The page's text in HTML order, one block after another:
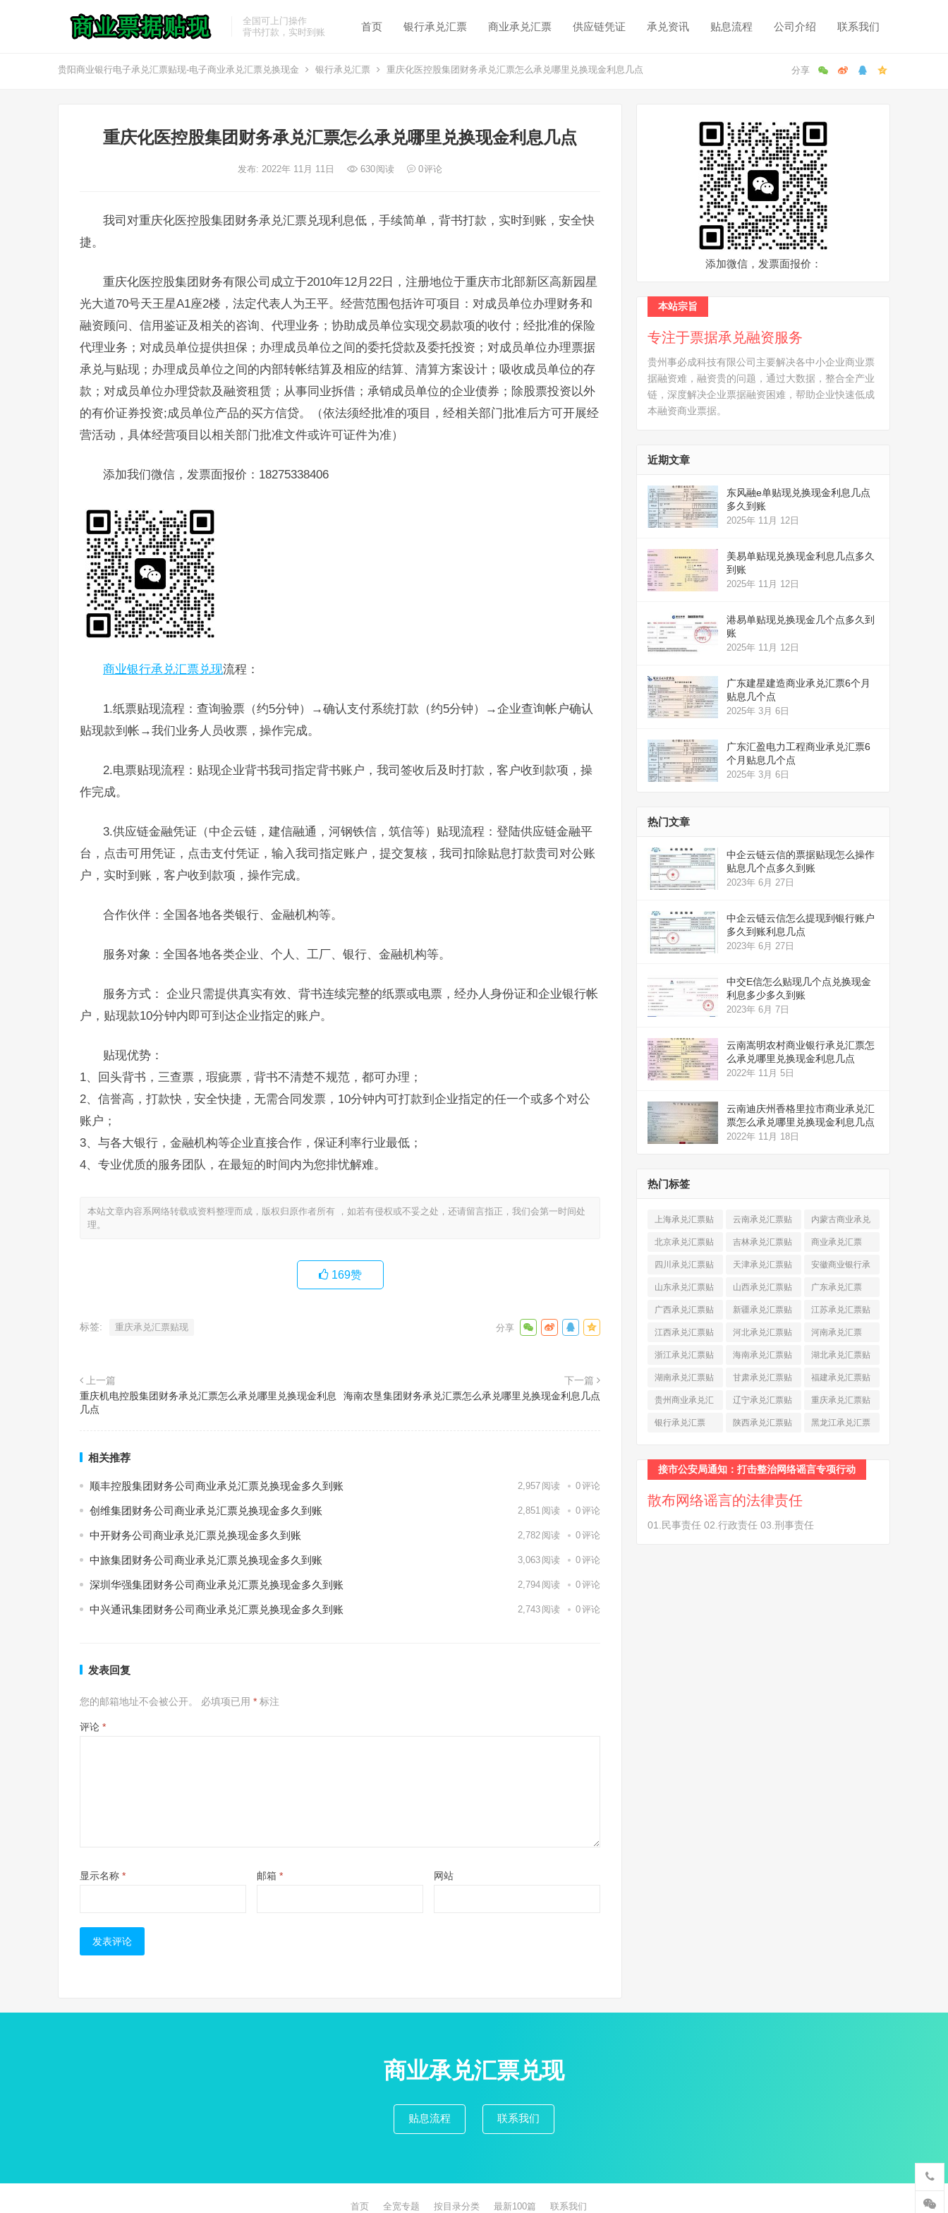
全国可上门操作
背书打款，实时到账
首页 银行承兑汇票 商业承兑汇票 供应链凭证 承兑资讯 贴息流程 公司介绍 联系我们
贵阳商业银行电子承兑汇票贴现-电子商业承兑汇票兑换现金 银行承兑汇票 重庆化医控股集团财务承兑汇票怎么承兑哪里兑换现金利息几点
重庆化医控股集团财务承兑汇票怎么承兑哪里兑换现金利息几点
发布: 2022年 11月 11日 630阅读 0评论
我司对重庆化医控股集团财务承兑汇票兑现利息低，手续简单，背书打款，实时到账，安全快
捷。
重庆化医控股集团财务有限公司成立于2010年12月22日，注册地位于重庆市北部新区高新园星
光大道70号天王星A1座2楼，法定代表人为王平。经营范围包括许可项目：对成员单位办理财务和
融资顾问、信用鉴证及相关的咨询、代理业务；协助成员单位实现交易款项的收付；经批准的保险
代理业务；对成员单位提供担保；办理成员单位之间的委托贷款及委托投资；对成员单位办理票据
承兑与贴现；办理成员单位之间的内部转帐结算及相应的结算、清算方案设计；吸收成员单位的存
款；对成员单位办理贷款及融资租赁；从事同业拆借；承销成员单位的企业债券；除股票投资以外
的有价证券投资;成员单位产品的买方信贷。（依法须经批准的项目，经相关部门批准后方可开展经
营活动，具体经营项目以相关部门批准文件或许可证件为准）
添加我们微信，发票面报价：18275338406
商业银行承兑汇票兑现流程：
1.纸票贴现流程：查询验票（约5分钟）→确认支付系统打款（约5分钟）→企业查询帐户确认
贴现款到帐→我们业务人员收票，操作完成。
2.电票贴现流程：贴现企业背书我司指定背书账户，我司签收后及时打款，客户收到款项，操
作完成。
3.供应链金融凭证（中企云链，建信融通，河钢铁信，筑信等）贴现流程：登陆供应链金融平
台，点击可用凭证，点击支付凭证，输入我司指定账户，提交复核，我司扣除贴息打款贵司对公账
户，实时到账，客户收到款项，操作完成。
合作伙伴：全国各地各类银行、金融机构等。
服务对象：全国各地各类企业、个人、工厂、银行、金融机构等。
服务方式： 企业只需提供真实有效、背书连续完整的纸票或电票，经办人身份证和企业银行帐
户，贴现款10分钟内即可到达企业指定的账户。
贴现优势：
1、回头背书，三查票，瑕疵票，背书不清楚不规范，都可办理；
2、信誉高，打款快，安全快捷，无需合同发票，10分钟内可打款到企业指定的任一个或多个对公
账户；
3、与各大银行，金融机构等企业直接合作，保证利率行业最低；
4、专业优质的服务团队，在最短的时间内为您排忧解难。
本站文章内容系网络转载或资料整理而成，版权归原作者所有 ，如若有侵权或不妥之处，还请留言指正，我们会第一时间处
理。
169赞
标签: 重庆承兑汇票贴现
上一篇
重庆机电控股集团财务承兑汇票怎么承兑哪里兑换现金利息
几点
下一篇
海南农垦集团财务承兑汇票怎么承兑哪里兑换现金利息几点
相关推荐
顺丰控股集团财务公司商业承兑汇票兑换现金多久到账 2,957 阅读 0评论
创维集团财务公司商业承兑汇票兑换现金多久到账 2,851 阅读 0评论
中开财务公司商业承兑汇票兑换现金多久到账 2,782 阅读 0评论
中旅集团财务公司商业承兑汇票兑换现金多久到账 3,063 阅读 0评论
深圳华强集团财务公司商业承兑汇票兑换现金多久到账 2,794 阅读 0评论
中兴通讯集团财务公司商业承兑汇票兑换现金多久到账 2,743 阅读 0评论
发表回复
您的邮箱地址不会被公开。 必填项已用 * 标注
评论 *
显示名称 * 邮箱 * 网站
添加微信，发票面报价：
本站宗旨
专注于票据承兑融资服务
贵州事必成科技有限公司主要解决各中小企业商业票
据融资难，融资贵的问题，通过大数据，整合全产业
链，深度解决企业票据融资困难，帮助企业快速低成
本融资商业票据。
近期文章
东风融e单贴现兑换现金利息几点
多久到账
2025年 11月 12日
美易单贴现兑换现金利息几点多久
到账
2025年 11月 12日
港易单贴现兑换现金几个点多久到
账
2025年 11月 12日
广东建星建造商业承兑汇票6个月
贴息几个点
2025年 3月 6日
广东汇盈电力工程商业承兑汇票6
个月贴息几个点
2025年 3月 6日
热门文章
中企云链云信的票据贴现怎么操作
贴息几个点多久到账
2023年 6月 27日
中企云链云信怎么提现到银行账户
多久到账利息几点
2023年 6月 27日
中交E信怎么贴现几个点兑换现金
利息多少多久到账
2023年 6月 7日
云南嵩明农村商业银行承兑汇票怎
么承兑哪里兑换现金利息几点
2022年 11月 5日
云南迪庆州香格里拉市商业承兑汇
票怎么承兑哪里兑换现金利息几点
2022年 11月 18日
热门标签
上海承兑汇票贴
现(520)
云南承兑汇票贴
现(324)
内蒙古商业承兑
汇票(316)
北京承兑汇票贴
现 (912)
吉林承兑汇票贴
现(123)
商业承兑汇票
(225)
四川承兑汇票贴
现(790)
天津承兑汇票贴
现(242)
安徽商业银行承
兑汇票 (565)
山东承兑汇票贴
现(874)
山西承兑汇票贴
现(463)
广东承兑汇票
(979)
广西承兑汇票贴
现(278)
新疆承兑汇票贴
现(264)
江苏承兑汇票贴
现(774)
江西承兑汇票贴
现(366)
河北承兑汇票贴
现(374)
河南承兑汇票
(518)
浙江承兑汇票贴
现(691)
海南承兑汇票贴
现(145)
湖北承兑汇票贴
现(587)
湖南承兑汇票贴
现(453)
甘肃承兑汇票贴
现(194)
福建承兑汇票贴
现(945)
贵州商业承兑汇
票(284)
辽宁承兑汇票贴
现(344)
重庆承兑汇票贴
现(232)
银行承兑汇票
陕西承兑汇票贴
黑龙江承兑汇票
接市公安局通知：打击整治网络谣言专项行动
散布网络谣言的法律责任
01.民事责任 02.行政责任 03.刑事责任
商业承兑汇票兑现
贴息流程 联系我们
首页 全宽专题 按目录分类 最新100篇 联系我们